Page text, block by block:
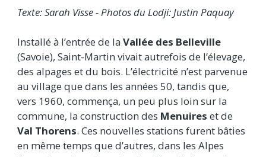
Texte: Sarah Visse - Photos du Lodji: Justin Paquay
Installé à l’entrée de laVallée des Belleville
(Savoie), Saint-Martin vivait autrefois de l’élevage,
des alpages et du bois. L’électricité n’est parvenue
au village que dans les années 50, tandis que,
vers 1960, commença, un peu plus loin sur la
commune, la construction des Menuires et de
Val Thorens. Ces nouvelles stations furent bâties
en même temps que d’autres, dans les Alpes